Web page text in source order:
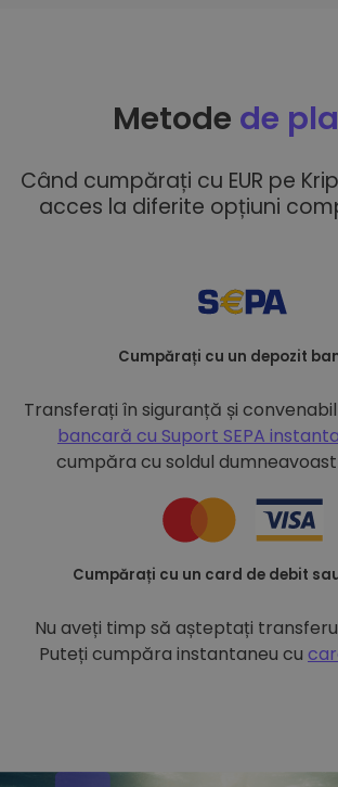
Metode de
Când cumpărați cu EUR pe
acces la diferite opțiuni
Cumpărați cu un depozit
Transferați în siguranță și convenabil
bancară cu Suport SEPA
cumpăra cu soldul
Cumpărați cu un card de debit
Nu aveți timp să așteptați
Puteți cumpăra instantaneu cu